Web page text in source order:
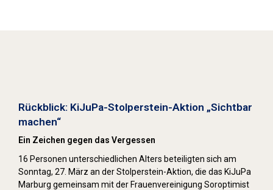
Rückblick: KiJuPa-Stolperstein-Aktion „Sichtbar
machen“
Ein Zeichen gegen das Vergessen
16 Personen unterschiedlichen Alters beteiligten sich am
Sonntag, 27. März an der Stolperstein-Aktion, die das KiJuPa
Marburg gemeinsam mit der Frauenvereinigung Soroptimist